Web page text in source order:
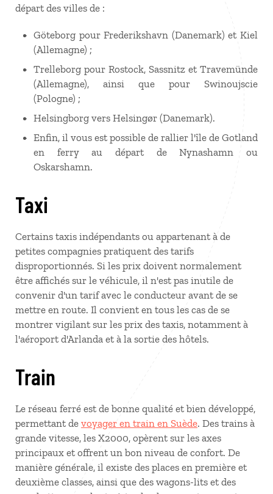
départ des villes de :
Göteborg pour Frederikshavn (Danemark) et Kiel
(Allemagne) ;
Trelleborg pour Rostock, Sassnitz et Travemünde
(Allemagne), ainsi que pour Swinoujscie
(Pologne) ;
Helsingborg vers Helsingør (Danemark).
Enfin, il vous est possible de rallier l'île de Gotland
en ferry au départ de Nynashamn ou
Oskarshamn.
Taxi
Certains taxis indépendants ou appartenant à de
petites compagnies pratiquent des tarifs
disproportionnés. Si les prix doivent normalement
être affichés sur le véhicule, il n'est pas inutile de
convenir d'un tarif avec le conducteur avant de se
mettre en route. Il convient en tous les cas de se
montrer vigilant sur les prix des taxis, notamment à
l'aéroport d'Arlanda et à la sortie des hôtels.
Train
Le réseau ferré est de bonne qualité et bien développé,
permettant de voyager en train en Suède. Des trains à
grande vitesse, les X2000, opèrent sur les axes
principaux et offrent un bon niveau de confort. De
manière générale, il existe des places en première et
deuxième classes, ainsi que des wagons-lits et des